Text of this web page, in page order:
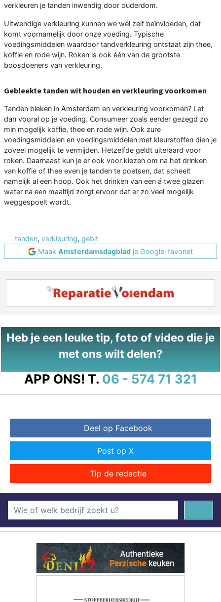
verkleuren je tanden inwendig door ouderdom.
Uitwendige verkleuring kunnen we wél zelf beïnvloeden, dat
komt voornamelijk door onze voeding. Typische
voedingsmiddelen waardoor tandverkleuring ontstaat zijn thee,
koffie en rode wijn. Roken is ook één van de grootste
boosdoeners van verkleuring.
Gebleekte tanden wit houden en verkleuring voorkomen
Tanden bleken in Amsterdam en verkleuring voorkomen? Let
dan vooral op je voeding. Consumeer zoals eerder gezegd zo
min mogelijk koffie, thee en rode wijn. Ook zure
voedingsmiddelen en voedingsmiddelen met kleurstoffen dien je
zoveel mogelijk te vermijden. Hetzelfde geldt uiteraard voor
roken. Daarnaast kun je er ook voor kiezen om na het drinken
van koffie of thee even je tanden te poetsen, dat scheelt
namelijk al een hoop. Ook het drinken van een á twee glazen
water na een maaltijd zorgt ervoor dat er zo veel mogelijk
weggespoelt wordt.
tanden, verkleuring, gebit
Maak Amsterdamsdagblad je Google-favoriet
Heb je een leuke tip, foto of video die je
met ons wilt delen?
APP ONS! T. 06 - 574 71 321
Deel op Facebook
Post op X
Tip de redactie